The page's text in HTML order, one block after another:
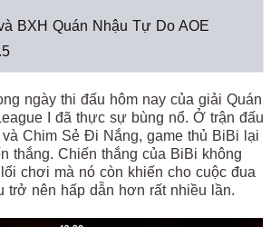
BXH Quán Nhậu Tự Do AOE
ngày thi đấu hôm nay của giải Quán
I đã thực sự bùng nổ. Ở trận đấu
Chim Sẻ Đi Nắng, game thủ BiBi lại
thắng. Chiến thắng của BiBi không
chơi mà nó còn khiến cho cuộc đua
trở nên hấp dẫn hơn rất nhiều lần.